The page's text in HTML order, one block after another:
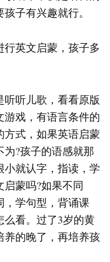
子有兴趣就行。
英文启蒙，孩子多
听儿歌，看看原版
戏，有语言条件的
方式，如果英语启蒙
?孩子的语感就那
就认字，指读，学
蒙吗?如果不同
，学句型，背诵课
看。过了3岁的黄
养的晚了，再培养孩